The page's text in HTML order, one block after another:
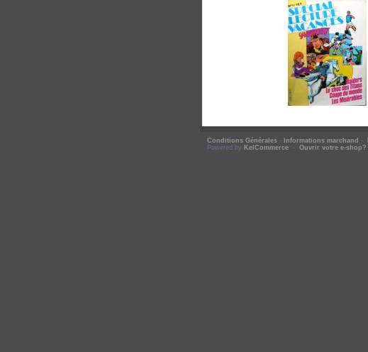
Conditions Générales - Informations marchand -
Powered by KelCommerce - Ouvrir votre e-shop?